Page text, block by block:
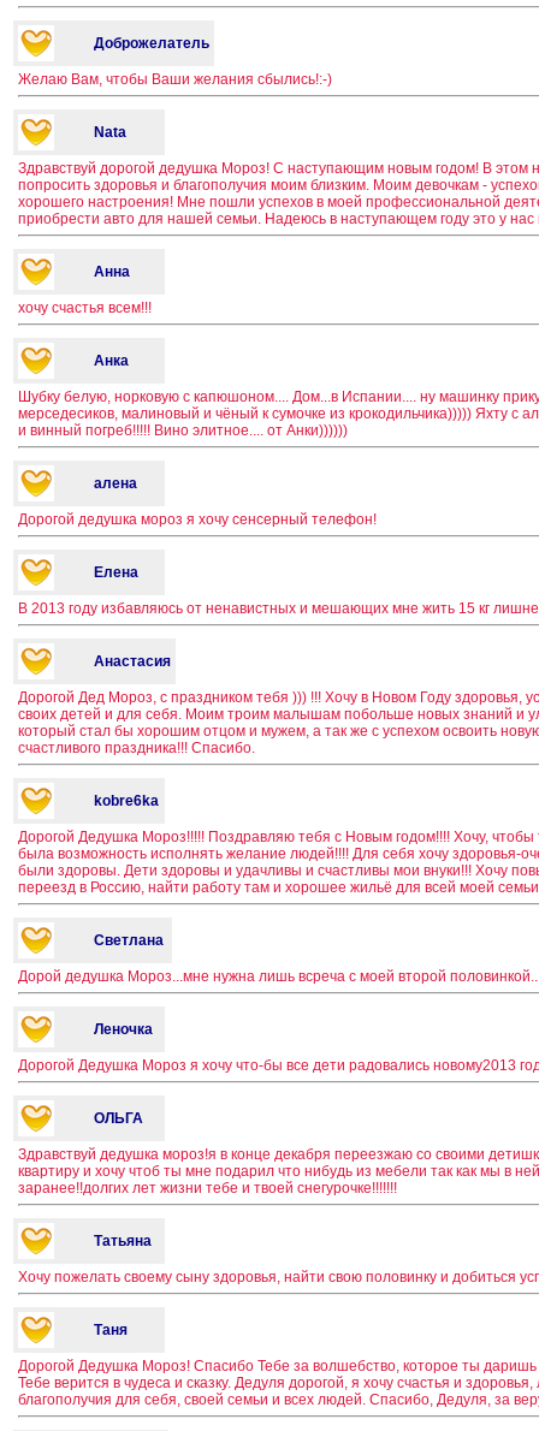
Доброжелатель
Желаю Вам, чтобы Ваши желания сбылись!:-)
Nata
Здравствуй дорогой дедушка Мороз! С наступающим новым годом! В этом
попросить здоровья и благополучия моим близким. Моим девочкам -
хорошего настроения! Мне пошли успехов в моей профессиональной
приобрести авто для нашей семьи. Надеюсь в наступающем году это у нас
Анна
хочу счастья всем!!!
Анка
Шубку белую, норковую с капюшоном.... Дом...в Испании.... ну машинку
мерседесиков, малиновый и чёный к сумочке из крокодильчика))))) Яхту с
и винный погреб!!!!! Вино элитное.... от Анки))))))
алена
Дорогой дедушка мороз я хочу сенсерный телефон!
Елена
В 2013 году избавляюсь от ненавистных и мешающих мне жить 15 кг
Анастасия
Дорогой Дед Мороз, с праздником тебя ))) !!! Хочу в Новом Году здоровья,
своих детей и для себя. Моим троим малышам побольше новых знаний и
который стал бы хорошим отцом и мужем, а так же с успехом освоить
счастливого праздника!!! Спасибо.
kobre6ka
Дорогой Дедушка Мороз!!!!! Поздравляю тебя с Новым годом!!!! Хочу, чтобы
была возможность исполнять желание людей!!!! Для себя хочу здоровья-
были здоровы. Дети здоровы и удачливы и счастливы мои внуки!!! Хочу
переезд в Россию, найти работу там и хорошее жильё для всей моей
Светлана
Дорой дедушка Мороз...мне нужна лишь всреча с моей второй
Леночка
Дорогой Дедушка Мороз я хочу что-бы все дети радовались новому2013
ОЛЬГА
Здравствуй дедушка мороз!я в конце декабря переезжаю со своими
квартиру и хочу чтоб ты мне подарил что нибудь из мебели так как мы в
заранее!!долгих лет жизни тебе и твоей снегурочке!!!!!!!
Татьяна
Хочу пожелать своему сыну здоровья, найти свою половинку и добиться
Таня
Дорогой Дедушка Мороз! Спасибо Тебе за волшебство, которое ты
Тебе верится в чудеса и сказку. Дедуля дорогой, я хочу счастья и
благополучия для себя, своей семьи и всех людей. Спасибо, Дедуля, за